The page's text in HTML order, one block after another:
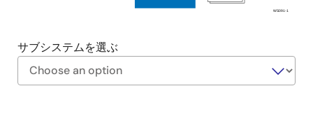
WS091-1
サブシステムを選ぶ